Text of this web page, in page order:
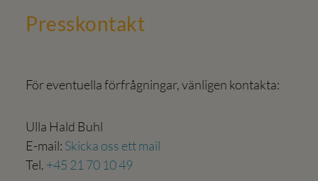
Press­kontakt
För eventuella förfrågningar, vänligen kontakta:
Ulla Hald Buhl
E-mail: Skicka oss ett mail
Tel. +45 21 70 10 49